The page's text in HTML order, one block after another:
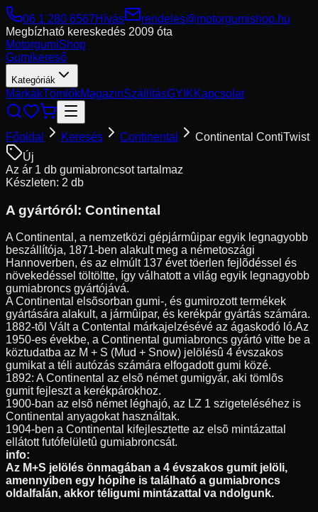
06 1 280 6567Hívás
rendeles@motorgumishop.hu
Megbízható kereskedés 2009 óta
MotorgumiShop
Gumikereső
Kategóriák
MárkákTömlőkMagazinSzállításGYIKKapcsolat
Főoldal Keresés Continental
Continental ContiTwist
Új
Az ár 1 db gumiabroncsot tartalmaz
Készleten: 2 db
A gyártóról: Continental
A Continental, a nemzetközi gépjármûipar egyik legnagyobb
beszállítója, 1871-ben alakult meg a németoszági
Hannoverben, és az elmúlt 137 évet töerlen fejlõdéssel és
növekedéssel töltöltte, így válhatott a világ egyik legnagyobb
gumiabroncs gyártójává.
A Continental elsõsorban gumi-, és gumirozott termékek
gyártására alakult, a jármûipar, és kerékpár gyártás számára.
1882-tõl Vált a Contental márkajelzésévé az ágaskodó ló.Az
1950-es évekbe, a Continental gumiabroncs gyártó vitte be a
köztudatba az M + S (Mud + Snow) jelölésû 4 évszakos
gumikat a téli autózás számára elfogadott gumi közé.
1892: A Continental az elsõ német gumigyár, aki tömlõs
gumit fejleszt a kerékpárokhoz.
1900-ban az elsõ német léghajó, az LZ 1 szigeteléséhez is
Continental anyagokat használtak.
1904-ben a Continental kifejlesztette az elsõ mintázattal
ellátott futófelületû gumiabroncsát.
info:
Az M+S jelölés önmagában a 4 évszakos gumit jelöli,
amennyiben egy hópihe is található a gumiabroncs
oldalfalán, akkor téligumi mintázattal va ndolgunk.